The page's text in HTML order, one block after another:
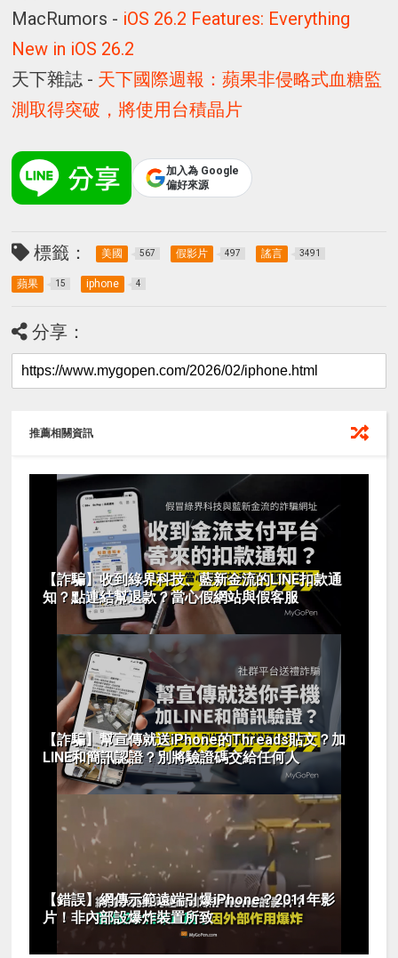
MacRumors - iOS 26.2 Features: Everything
New in iOS 26.2
天下雜誌 - 天下國際週報：蘋果非侵略式血糖監
測取得突破，將使用台積晶片
加入為 Google
偏好來源
標籤： 美國 567 假影片 497 謠言 3491
蘋果 15 iphone 4
分享：
推薦相關資訊
【詐騙】收到綠界科技、藍新金流的LINE扣款通
知？點連結幫退款？當心假網站與假客服
【詐騙】幫宣傳就送iPhone的Threads貼文？加
LINE和簡訊認證？別將驗證碼交給任何人
【錯誤】網傳示範遠端引爆iPhone？2011年影
片！非內部設爆炸裝置所致